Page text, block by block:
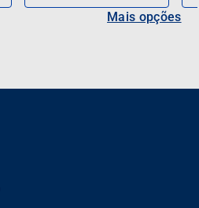
Mais opções